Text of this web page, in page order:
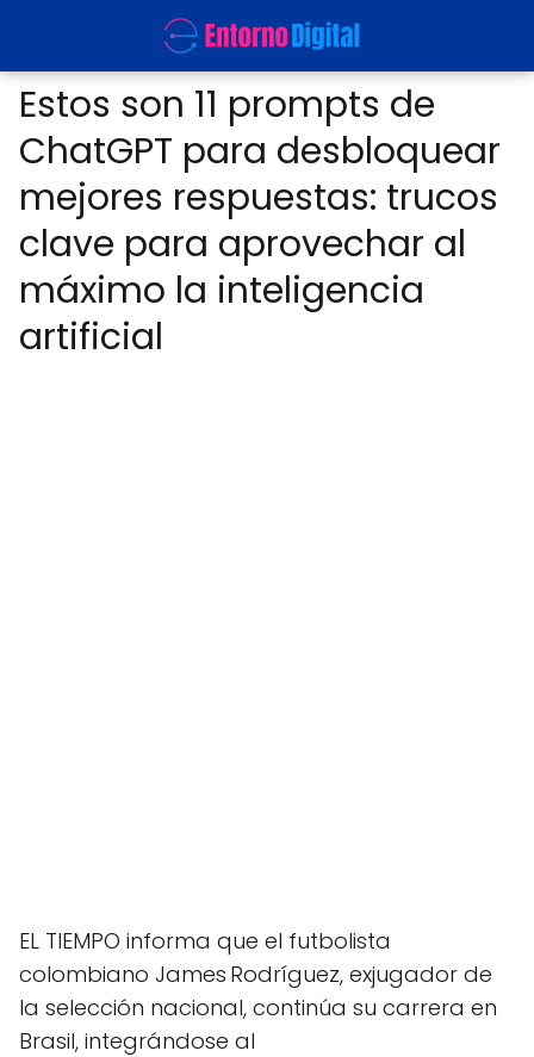
Estos son 11 prompts de
ChatGPT para desbloquear
mejores respuestas: trucos
clave para aprovechar al
máximo la inteligencia
artificial
EL TIEMPO informa que el futbolista
colombiano James Rodríguez, exjugador de
la selección nacional, continúa su carrera en
Brasil, integrándose al